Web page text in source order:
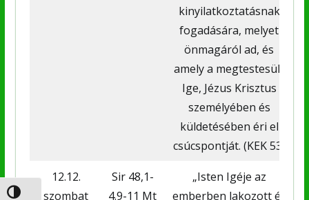
Nagy kontraszt váltása
kinyilatkoztatásnak
fogadására, melyet
önmagáról ad, és
amely a megtestesült
Ige, Jézus Krisztus
személyében és
küldetésében éri el
csúcspontját. (KEK 53)
12.12.
szombat
Sir 48,1-
4.9-11 Mt
„Isten Igéje az
emberben lakozott és